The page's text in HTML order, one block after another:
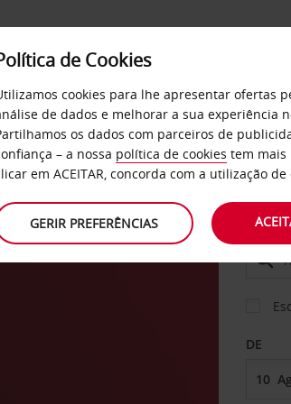
SERVIÇOS EMPRESAS
DE
de Cookies
cookies para lhe apresentar ofertas
de dados e melhorar a sua experiência
os dados com parceiros de
– a nossa política de cookies tem mais
em ACEITAR, concorda com a utilização de
GERIR PREFERÊNCIAS